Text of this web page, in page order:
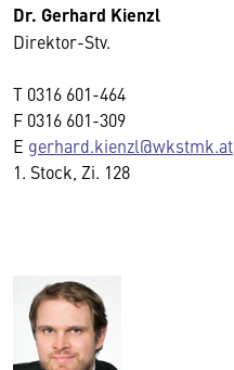
Dr. Gerhard Kienzl
Direktor-Stv.
T 0316 601-464
F 0316 601-309
E gerhard.kienzl@wkstmk.at
1. Stock, Zi. 128